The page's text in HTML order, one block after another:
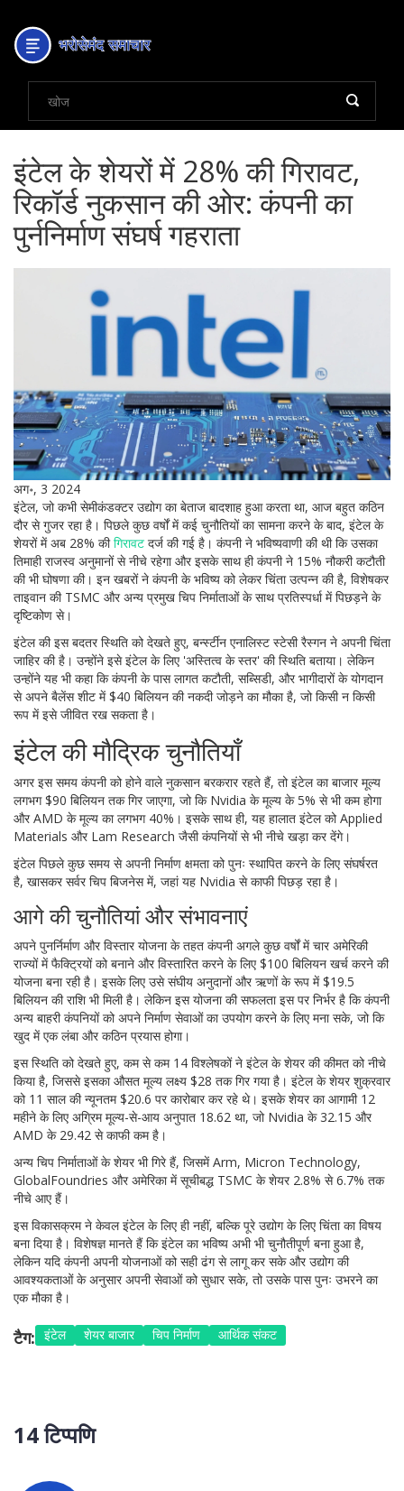
इंटेल के शेयरों में 28% की गिरावट,
रिकॉर्ड नुकसान की ओर: कंपनी का
पुर्ननिर्माण संघर्ष गहराता
अग॰, 3 2024
इंटेल, जो कभी सेमीकंडक्टर उद्योग का बेताज बादशाह हुआ करता था, आज बहुत कठिन
दौर से गुजर रहा है। पिछले कुछ वर्षों में कई चुनौतियों का सामना करने के बाद, इंटेल के
शेयरों में अब 28% कीगिरावट दर्ज की गई है। कंपनी ने भविष्यवाणी की थी कि उसका
तिमाही राजस्व अनुमानों से नीचे रहेगा और इसके साथ ही कंपनी ने 15% नौकरी कटौती
की भी घोषणा की। इन खबरों ने कंपनी के भविष्य को लेकर चिंता उत्पन्न की है, विशेषकर
ताइवान की TSMC और अन्य प्रमुख चिप निर्माताओं के साथ प्रतिस्पर्धा में पिछड़ने के
दृष्टिकोण से।
इंटेल की इस बदतर स्थिति को देखते हुए, बर्न्स्टीन एनालिस्ट स्टेसी रैस्गन ने अपनी चिंता
जाहिर की है। उन्होंने इसे इंटेल के लिए 'अस्तित्व के स्तर' की स्थिति बताया। लेकिन
उन्होंने यह भी कहा कि कंपनी के पास लागत कटौती, सब्सिडी, और भागीदारों के योगदान
से अपने बैलेंस शीट में $40 बिलियन की नकदी जोड़ने का मौका है, जो किसी न किसी
रूप में इसे जीवित रख सकता है।
इंटेल की मौद्रिक चुनौतियाँ
अगर इस समय कंपनी को होने वाले नुकसान बरकरार रहते हैं, तो इंटेल का बाजार मूल्य
लगभग $90 बिलियन तक गिर जाएगा, जो कि Nvidia के मूल्य के 5% से भी कम होगा
और AMD के मूल्य का लगभग 40%। इसके साथ ही, यह हालात इंटेल को Applied
Materials और Lam Research जैसी कंपनियों से भी नीचे खड़ा कर देंगे।
इंटेल पिछले कुछ समय से अपनी निर्माण क्षमता को पुनः स्थापित करने के लिए संघर्षरत
है, खासकर सर्वर चिप बिजनेस में, जहां यह Nvidia से काफी पिछड़ रहा है।
आगे की चुनौतियां और संभावनाएं
अपने पुनर्निर्माण और विस्तार योजना के तहत कंपनी अगले कुछ वर्षों में चार अमेरिकी
राज्यों में फैक्ट्रियों को बनाने और विस्तारित करने के लिए $100 बिलियन खर्च करने की
योजना बना रही है। इसके लिए उसे संघीय अनुदानों और ऋणों के रूप में $19.5
बिलियन की राशि भी मिली है। लेकिन इस योजना की सफलता इस पर निर्भर है कि कंपनी
अन्य बाहरी कंपनियों को अपने निर्माण सेवाओं का उपयोग करने के लिए मना सके, जो कि
खुद में एक लंबा और कठिन प्रयास होगा।
इस स्थिति को देखते हुए, कम से कम 14 विश्लेषकों ने इंटेल के शेयर की कीमत को नीचे
किया है, जिससे इसका औसत मूल्य लक्ष्य $28 तक गिर गया है। इंटेल के शेयर शुक्रवार
को 11 साल की न्यूनतम $20.6 पर कारोबार कर रहे थे। इसके शेयर का आगामी 12
महीने के लिए अग्रिम मूल्य-से-आय अनुपात 18.62 था, जो Nvidia के 32.15 और
AMD के 29.42 से काफी कम है।
अन्य चिप निर्माताओं के शेयर भी गिरे हैं, जिसमें Arm, Micron Technology,
GlobalFoundries और अमेरिका में सूचीबद्ध TSMC के शेयर 2.8% से 6.7% तक
नीचे आए हैं।
इस विकासक्रम ने केवल इंटेल के लिए ही नहीं, बल्कि पूरे उद्योग के लिए चिंता का विषय
बना दिया है। विशेषज्ञ मानते हैं कि इंटेल का भविष्य अभी भी चुनौतीपूर्ण बना हुआ है,
लेकिन यदि कंपनी अपनी योजनाओं को सही ढंग से लागू कर सके और उद्योग की
आवश्यकताओं के अनुसार अपनी सेवाओं को सुधार सके, तो उसके पास पुनः उभरने का
एक मौका है।
टैग: इंटेल शेयर बाजार चिप निर्माण आर्थिक संकट
14 टिप्पणि